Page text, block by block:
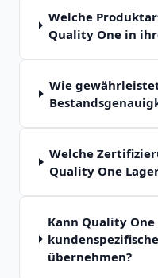
Welche
Quality One in
Wie
Welche
Quality One
Kann Quality
übernehmen?